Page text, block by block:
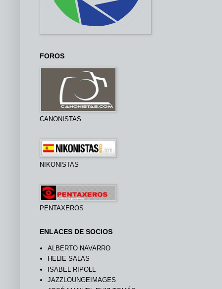
FOROS
CANONISTAS
NIKONISTAS
PENTAXEROS
ENLACES DE SOCIOS
ALBERTO NAVARRO
HELIE SALAS
ISABEL RIPOLL
JAZZLOUNGEIMAGES